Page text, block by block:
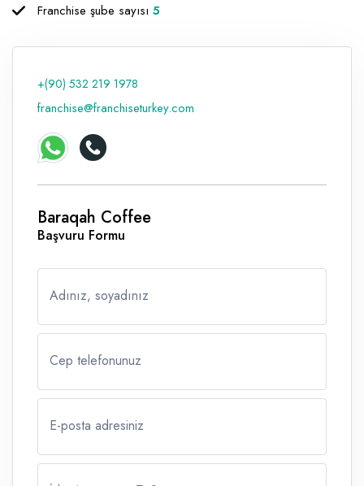
Franchise şube sayısı 5
+(90) 532 219 1978
franchise@franchiseturkey.com
Baraqah Coffee
Başvuru Formu
Adınız, soyadınız
Cep telefonunuz
E-posta adresiniz